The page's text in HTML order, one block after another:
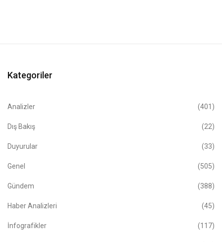
Kategoriler
Analizler (401)
Dış Bakış (22)
Duyurular (33)
Genel (505)
Gündem (388)
Haber Analizleri (45)
İnfografikler (117)